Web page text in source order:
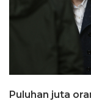
Puluhan juta